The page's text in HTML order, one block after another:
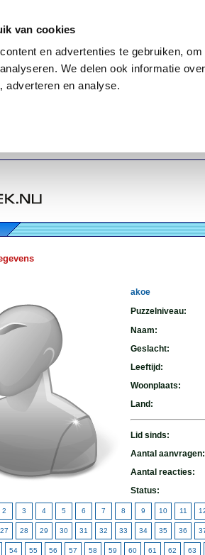
van cookies
en advertenties te gebruiken,
We delen ook informatie
adverteren en analyse.
akoe
Puzzelniveau:
Naam:
Geslacht:
Leeftijd:
Woonplaats:
Land:
Lid sinds:
Aantal aanvragen:
Aantal reacties:
Status:
2 3 4 5 6 7 8 9 10 11
27 28 29 30 31 32 33 34 35 36
54 55 56 57 58 59 60 61 62 63